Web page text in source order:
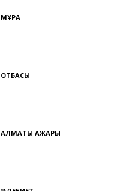
МҰРА
ОТБАСЫ
АЛМАТЫ АЖАРЫ